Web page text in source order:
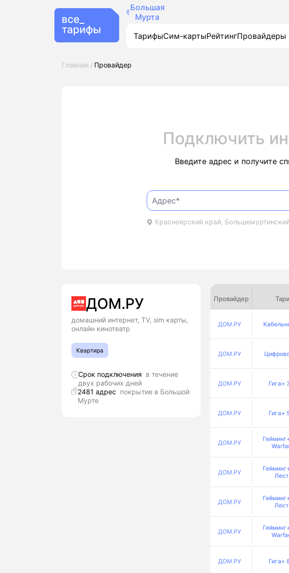
Большая
Мурта
ТарифыСим-картыРейтингПровайдеры
Главная Провайдер
Подключить
Введите адрес и получите
Красноярский край,
ДОМ.РУ
домашний интернет, TV, sim карты,
онлайн кинотеатр
Квартира
Срок подключения в течение
двух рабочих дней
2481 адрес покрытие в Большой
Мурте
Провайдер
ДОМ.РУ
ДОМ.РУ
ДОМ.РУ Гига+
ДОМ.РУ Гига+
ДОМ.РУ
ДОМ.РУ
ДОМ.РУ
ДОМ.РУ
ДОМ.РУ Гига+